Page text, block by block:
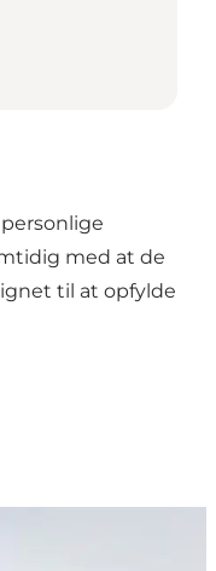
med at de
til at opfylde